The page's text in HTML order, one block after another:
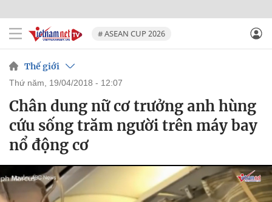
# ASEAN CUP 2026
Thế giới
thứ năm, 19/04/2018 - 12:07
Chân dung nữ cơ trưởng anh hùng
cứu sống trăm người trên máy bay
nổ động cơ